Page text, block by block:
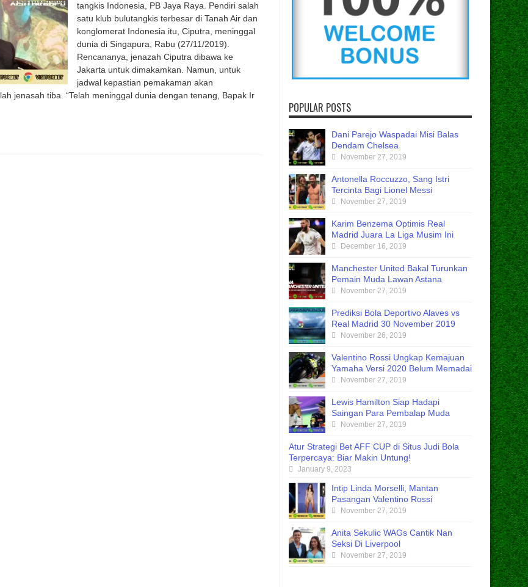
tangkis Indonesia, PB Jaya Raya. Pendiri salah
satu klub bulutangkis terbesar di Tanah Air dan
konglomerat Indonesia itu, Ciputra, meninggal
dunia di Singapura, Rabu (27/11/2019).
Rencananya, jenazah Ciputra dibawa ke
Jakarta untuk dimakamkan. Namun, untuk
jadwal kepastian pemakaman akan
jenasah tiba. “Telah meninggal dunia dengan tenang, Bapak Ir
POPULAR POSTS
Dani Parejo Waspadai Misi Balas
Dendam Chelsea
November 27, 2019
Antonella Roccuzzo, Sang Istri
Tercinta Bagi Lionel Messi
November 27, 2019
Karim Benzema Optimis Real
Madrid Juara La Liga Musim Ini
December 16, 2019
Manchester United Bakal Turunkan
Pemain Muda Lawan Astana
November 27, 2019
Prediksi Bola Deportivo Alaves vs
Real Madrid 30 November 2019
November 26, 2019
Valentino Rossi Ungkap Kemajuan
Yamaha Versi 2020 Belum Memadai
November 27, 2019
Lewis Hamilton Siap Hadapi
Saingan Para Pembalap Muda
November 27, 2019
Atur Strategi Bet AFF CUP di Situs Judi Bola
Terpercaya: Biar Makin Untung!
January 9, 2023
Intip Linda Morselli, Mantan
Pasangan Valentino Rossi
November 27, 2019
Anita Sekulic WAGs Cantik Nan
Seksi Di Liverpool
November 27, 2019